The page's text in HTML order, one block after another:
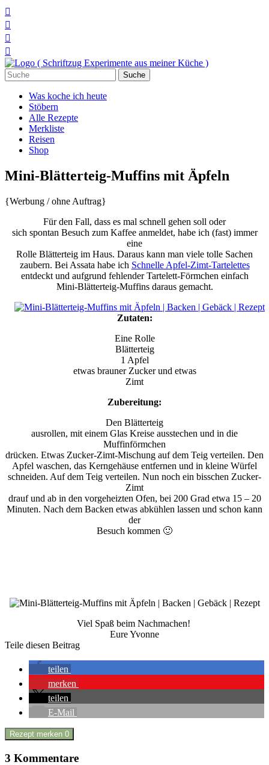




Suchen
nach:
Was koche ich heute
Stöbern
Alle Rezepte
Merkliste
Reisen
Shop
Mini-Blätterteig-Muffins mit Äpfeln
{Werbung / ohne Auftrag}
Für den Fall, dass es mal schnell gehen soll oder
sich spontan Besuch zum Kaffee anmeldet, habe ich (fast) immer
eine
Rolle Blätterteig im Haus. Daraus kann man viele tolle Sachen
zaubern. Bei Assata habe ich Schnelle Apfel-Zimt-Tartelettes
entdeckt und aufgrund fehlender Tartelett-Förmchen einfach
Mini-Blätterteig-Muffins daraus gemacht.
Zutaten:
Eine Rolle
Blätterteig
1 Apfel
etwas brauner Zucker und etwas
Zimt
Zubereitung:
Den Blätterteig
ausrollen, mit einem Glas Kreise ausstechen und in die
Muffinförmchen
drücken. Etwas Zucker-Zimt-Mischung auf dem Teig verteilen. Den
Apfel waschen, das Kerngehäuse entfernen und in kleine Würfel
schneiden. Auf dem Teig verteilen. Nun noch ein bisschen Zucker-
Zimt
drauf und ab in den vorgeheizten Ofen, bei 200 Grad etwa 15 – 20
Minuten. Nach dem Backen etwas abkühlen lassen und schon kann
der
Besuch kommen 🙂
Viel Spaß beim Nachmachen!
Eure Yvonne
Teile diesen Beitrag
teilen
merken
teilen
E-Mail
Rezept merken 0
3 Kommentare